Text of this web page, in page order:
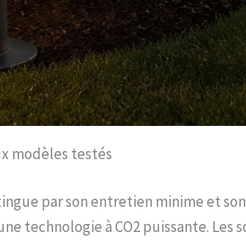
modèles testés
par son entretien minime et
technologie à CO2 puissante.